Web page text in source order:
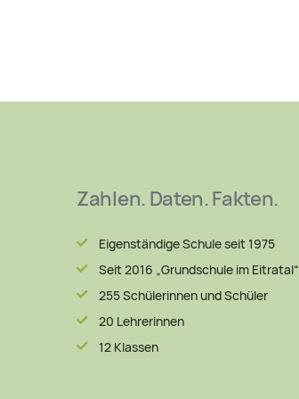
Zahlen. Daten. Fakten.
Eigenständige Schule seit 1975
Seit 2016 „Grundschule im Eitratal“
255 Schülerinnen und Schüler
20 Lehrerinnen
12 Klassen